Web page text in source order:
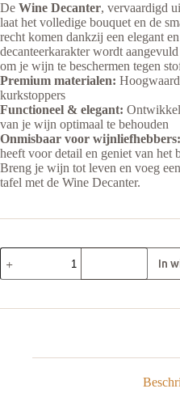
De Wine Decanter, vervaardigd
laat het volledige bouquet en de
recht komen dankzij een elegant
decanteerkarakter wordt
om je wijn te beschermen tegen
Premium materialen:
kurkstoppers
Functioneel & elegant:
van je wijn optimaal te behouden
Onmisbaar voor wijnliefhebbers:
heeft voor detail en geniet van het
Breng je wijn tot leven en voeg
tafel met de Wine Decanter.
Decanteerkaraf
Met
Kurk